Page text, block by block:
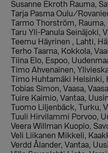
Susanne Ekroth Rauma,
Tarja Pasma Oulu/
Tarmo Thorström,
Taru Yli-Panula Seinäjoki,
Teemu Häyrinen , Lahti,
Terho Taarna, Kokkola,
Tiina Elo, Espoo,
Timo Ahvenainen,
Timo Huhtamäki Helsinki,
Tobias Simon, Vaasa,
Tuire Kaimio, Vantaa,
Tuomo Liljenbäck, Turku,
Tuuli Hirvilammi Porvoo,
Veera Willman Kuopio,
Veli Liikanen Mikkeli,
Verdd Ålander, Vantaa,